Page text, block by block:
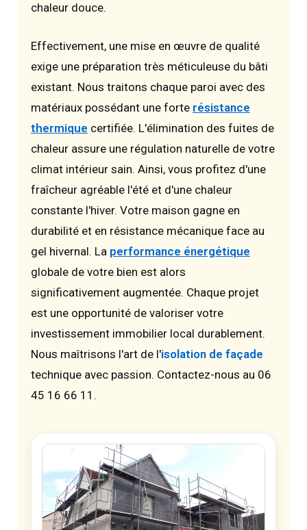
chaleur douce.
Effectivement, une mise en œuvre de qualité
exige une préparation très méticuleuse du bâti
existant. Nous traitons chaque paroi avec des
matériaux possédant une forte résistance
thermique certifiée. L'élimination des fuites de
chaleur assure une régulation naturelle de votre
climat intérieur sain. Ainsi, vous profitez d'une
fraîcheur agréable l'été et d'une chaleur
constante l'hiver. Votre maison gagne en
durabilité et en résistance mécanique face au
gel hivernal. La performance énergétique
globale de votre bien est alors
significativement augmentée. Chaque projet
est une opportunité de valoriser votre
investissement immobilier local durablement.
Nous maîtrisons l'art de l'isolation de façade
technique avec passion. Contactez-nous au 06
45 16 66 11.